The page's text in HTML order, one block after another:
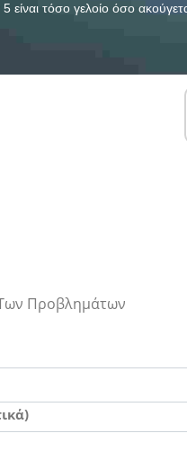
τόσο γελοίο όσο
Προβλημάτων